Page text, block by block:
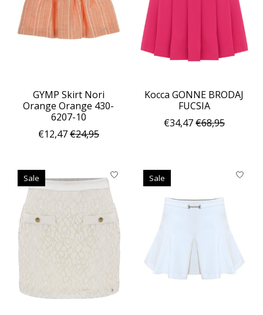
GYMP Skirt Nori
Orange Orange 430-
6207-10
€12,47€24,95
Kocca GONNE BRODAJ
FUCSIA
€34,47€68,95
Sale Sale